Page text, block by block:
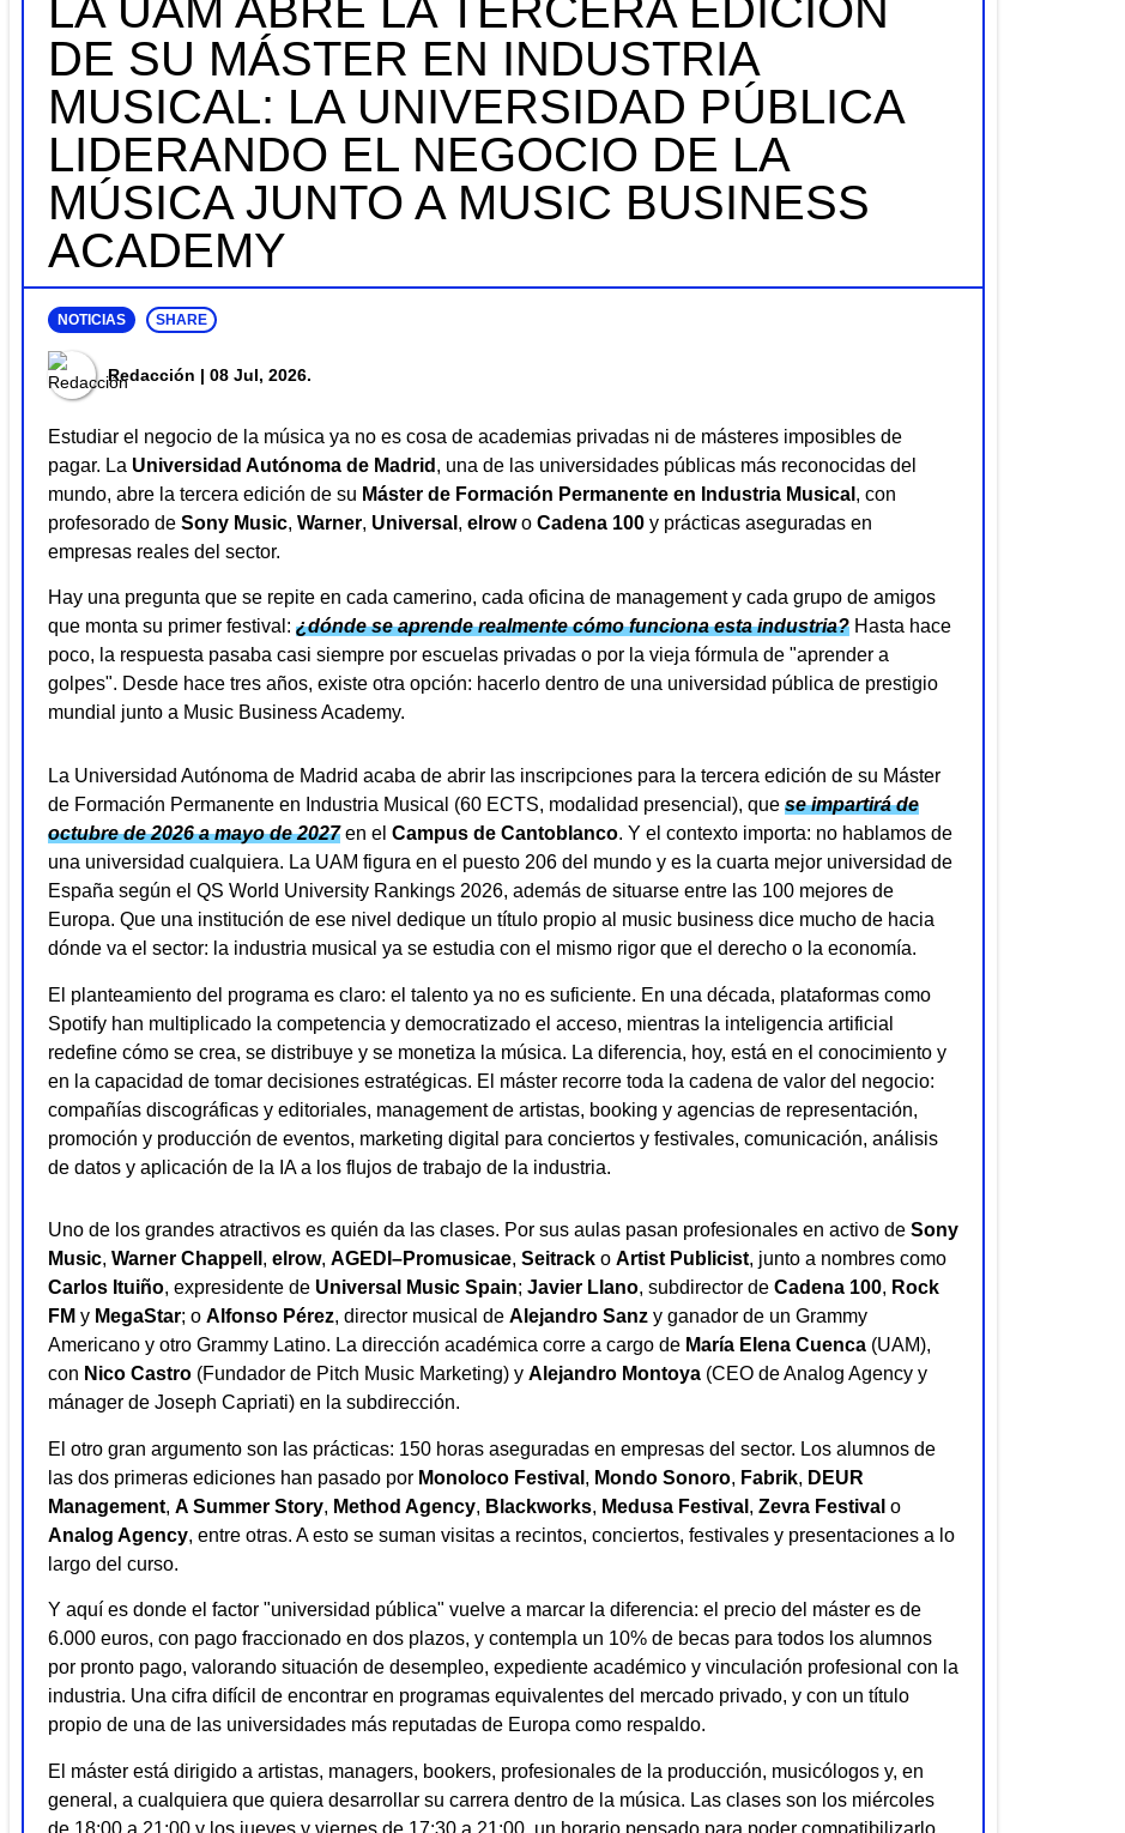
LA UAM ABRE LA TERCERA EDICIÓN
DE SU MÁSTER EN INDUSTRIA
MUSICAL: LA UNIVERSIDAD PÚBLICA
LIDERANDO EL NEGOCIO DE LA
MÚSICA JUNTO A MUSIC BUSINESS
ACADEMY
NOTICIAS SHARE
Redacción | 08 Jul, 2026.
Estudiar el negocio de la música ya no es cosa de academias privadas ni de másteres imposibles de
pagar. La Universidad Autónoma de Madrid , una de las universidades públicas más reconocidas del
mundo, abre la tercera edición de su Máster de Formación Permanente en Industria Musical , con
profesorado de Sony Music, Warner, Universal , elrowo Cadena 100 y prácticas aseguradas en
empresas reales del sector.
Hay una pregunta que se repite en cada camerino, cada oficina de management y cada grupo de amigos
que monta su primer festival: ¿dónde se aprende realmente cómo funciona esta industria? Hasta hace
poco, la respuesta pasaba casi siempre por escuelas privadas o por la vieja fórmula de "aprender a
golpes". Desde hace tres años, existe otra opción: hacerlo dentro de una universidad pública de prestigio
mundial junto a Music Business Academy.
La Universidad Autónoma de Madrid acaba de abrir las inscripciones para la tercera edición de su Máster
de Formación Permanente en Industria Musical (60 ECTS, modalidad presencial), que se impartirá de
octubre de 2026 a mayo de 2027en el Campus de Cantoblanco. Y el contexto importa: no hablamos de
una universidad cualquiera. La UAM figura en el puesto 206 del mundo y es la cuarta mejor universidad de
España según el QS World University Rankings 2026, además de situarse entre las 100 mejores de
Europa. Que una institución de ese nivel dedique un título propio al music business dice mucho de hacia
dónde va el sector: la industria musical ya se estudia con el mismo rigor que el derecho o la economía.
El planteamiento del programa es claro: el talento ya no es suficiente. En una década, plataformas como
Spotify han multiplicado la competencia y democratizado el acceso, mientras la inteligencia artificial
redefine cómo se crea, se distribuye y se monetiza la música. La diferencia, hoy, está en el conocimiento y
en la capacidad de tomar decisiones estratégicas. El máster recorre toda la cadena de valor del negocio:
compañías discográficas y editoriales, management de artistas, booking y agencias de representación,
promoción y producción de eventos, marketing digital para conciertos y festivales, comunicación, análisis
de datos y aplicación de la IA a los flujos de trabajo de la industria.
Uno de los grandes atractivos es quién da las clases. Por sus aulas pasan profesionales en activo de Sony
Music, Warner Chappell , elrow, AGEDI–Promusicae, Seitrack o Artist Publicist, junto a nombres como
Carlos Ituiño, expresidente de Universal Music Spain; Javier Llano, subdirector de Cadena 100, Rock
FM y MegaStar; o Alfonso Pérez, director musical de Alejandro Sanz y ganador de un Grammy
Americano y otro Grammy Latino. La dirección académica corre a cargo de María Elena Cuenca (UAM),
con Nico Castro (Fundador de Pitch Music Marketing) y Alejandro Montoya (CEO de Analog Agency y
mánager de Joseph Capriati) en la subdirección.
El otro gran argumento son las prácticas: 150 horas aseguradas en empresas del sector. Los alumnos de
las dos primeras ediciones han pasado por Monoloco Festival , Mondo Sonoro, Fabrik, DEUR
Management, A Summer Story, Method Agency, Blackworks, Medusa Festival , Zevra Festival o
Analog Agency, entre otras. A esto se suman visitas a recintos, conciertos, festivales y presentaciones a lo
largo del curso.
Y aquí es donde el factor "universidad pública" vuelve a marcar la diferencia: el precio del máster es de
6.000 euros, con pago fraccionado en dos plazos, y contempla un 10% de becas para todos los alumnos
por pronto pago, valorando situación de desempleo, expediente académico y vinculación profesional con la
industria. Una cifra difícil de encontrar en programas equivalentes del mercado privado, y con un título
propio de una de las universidades más reputadas de Europa como respaldo.
El máster está dirigido a artistas, managers, bookers, profesionales de la producción, musicólogos y, en
general, a cualquiera que quiera desarrollar su carrera dentro de la música. Las clases son los miércoles
de 18:00 a 21:00 y los jueves y viernes de 17:30 a 21:00, un horario pensado para poder compatibilizarlo